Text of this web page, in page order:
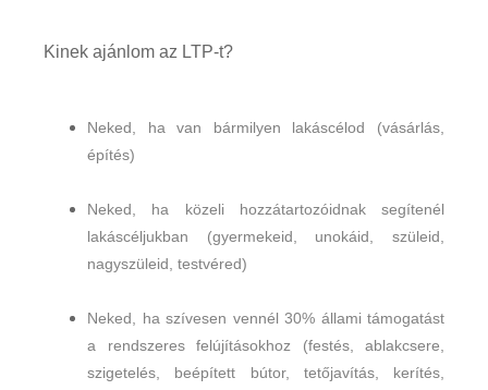
Kinek ajánlom az LTP-t?
Neked, ha van bármilyen lakáscélod (vásárlás,
építés)
Neked, ha közeli hozzátartozóidnak segítenél
lakáscéljukban (gyermekeid, unokáid, szüleid,
nagyszüleid, testvéred)
Neked, ha szívesen vennél 30% állami támogatást
a rendszeres felújításokhoz (festés, ablakcsere,
szigetelés, beépített bútor, tetőjavítás, kerítés,